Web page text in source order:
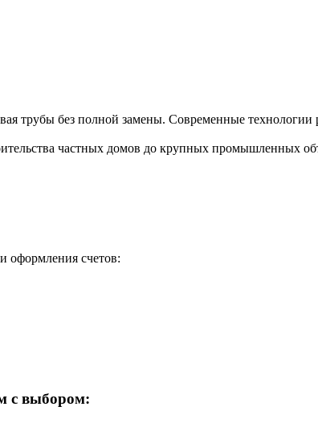
трубы без полной замены. Современные технологии
частных домов до крупных промышленных
оформления счетов:
с выбором: